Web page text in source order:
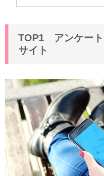
TOP1 アンケート
サイト